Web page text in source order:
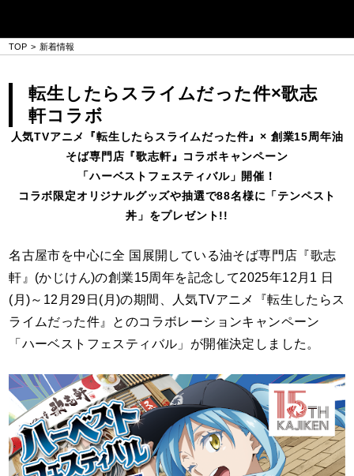
TOP 新着情報
転生したらスライムだった件×歌志
軒コラボ
人気TVアニメ『転生したらスライムだった件』× 創業15周年油
そば専門店『歌志軒』コラボキャンペーン
「ハーベストフェスティバル」開催！
コラボ限定オリジナルグッズや抽選で88名様に「テンペスト
丼」をプレゼント!!
名古屋市を中心に全 国展開している油そば専門店『歌志
軒』(かじけん)の創業15周年を記念して2025年12月1 日
(月)～12月29日(月)の期間、人気TVアニメ『転生したらス
ライムだった件』とのコラボレーションキャンペーン
「ハーベストフェスティバル」が開催決定しました。